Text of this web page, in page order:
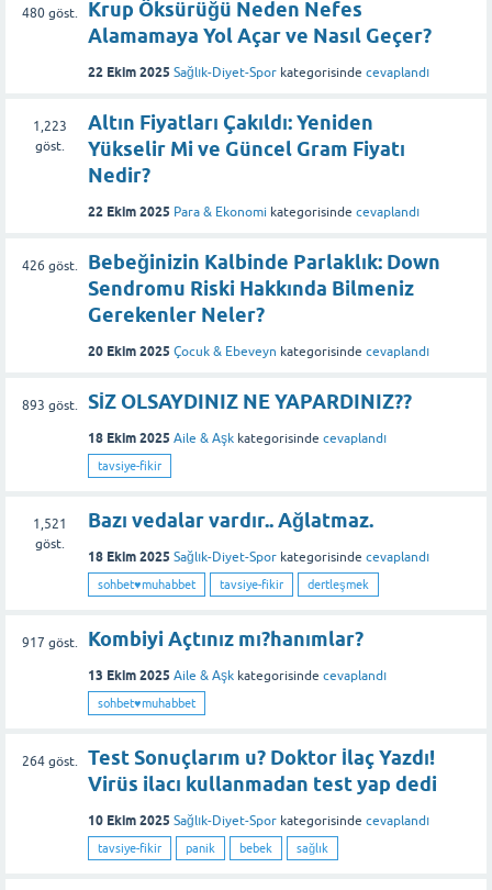
480göst.
Krup Öksürüğü Neden Nefes
Alamamaya Yol Açar ve Nasıl Geçer?
22 Ekim 2025 Sağlık-Diyet-Spor kategorisinde cevaplandı
1,223
göst.
Altın Fiyatları Çakıldı: Yeniden
Yükselir Mi ve Güncel Gram Fiyatı
Nedir?
22 Ekim 2025 Para & Ekonomi kategorisinde cevaplandı
426 göst.
Bebeğinizin Kalbinde Parlaklık: Down
Sendromu Riski Hakkında Bilmeniz
Gerekenler Neler?
20 Ekim 2025 Çocuk & Ebeveyn kategorisinde cevaplandı
893 göst. SİZ OLSAYDINIZ NE YAPARDINIZ??
18 Ekim 2025 Aile & Aşk kategorisinde cevaplandı
tavsiye-fikir
1,521
göst.
Bazı vedalar vardır.. Ağlatmaz.
18 Ekim 2025 Sağlık-Diyet-Spor kategorisinde cevaplandı
sohbet♥️muhabbet tavsiye-fikir dertleşmek
917 göst. Kombiyi Açtınız mı?hanımlar?
13 Ekim 2025 Aile & Aşk kategorisinde cevaplandı
sohbet♥️muhabbet
264göst.
Test Sonuçlarım u? Doktor İlaç Yazdı!
Virüs ilacı kullanmadan test yap dedi
10 Ekim 2025 Sağlık-Diyet-Spor kategorisinde cevaplandı
tavsiye-fikir panik bebek sağlık